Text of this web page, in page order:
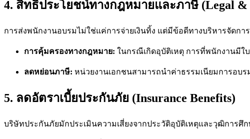
4. สิทธิประโยชน์ทางกฎหมายและภาษี (Legal &
การส่งพนักงานอบรมไม่ใช่แค่การจ่ายเงินทิ้ง แต่มีข้อดีทางบริหารจัดกา
การคุ้มครองทางกฎหมาย: ในกรณีเกิดอุบัติเหตุ การที่พนักงานมีใ
ลดหย่อนภาษี: หน่วยงานเอกชนสามารถนำค่าธรรมเนียมการอบร
5. ลดอัตราเบี้ยประกันภัย (Insurance Benefits)
บริษัทประกันภัยมักประเมินความเสี่ยงจากประวัติอุบัติเหตุและวุฒิการศึ